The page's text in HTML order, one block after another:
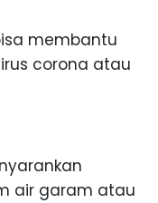
membantu
corona atau
air garam atau